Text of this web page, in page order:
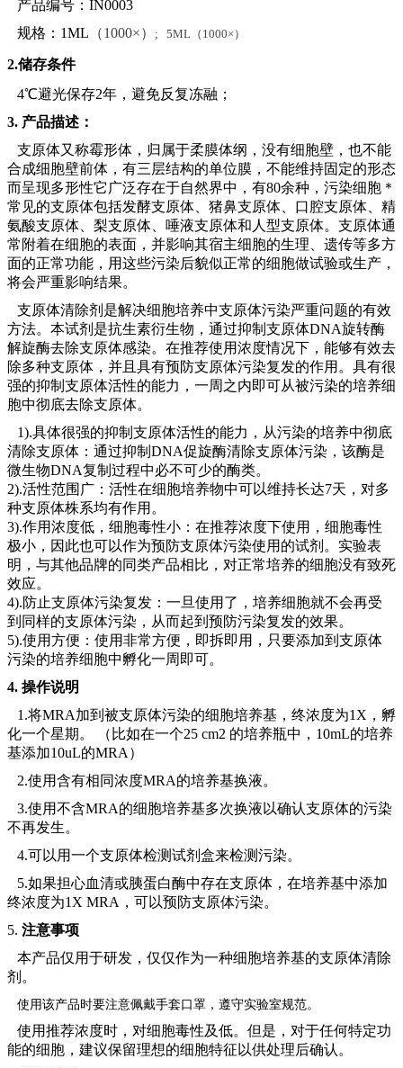
产品编号：IN0003
规格：1ML （1000×） ; 5ML（1000×）
2.储存条件
4℃避光保存2年，避免反复冻融；
3. 产品描述：
支原体又称霉形体，归属于柔膜体纲，没有细胞壁，也不能
合成细胞壁前体，有三层结构的单位膜，不能维持固定的形态
而呈现多形性它广泛存在于自然界中，有80余种，污染细胞＊
常见的支原体包括发酵支原体、猪鼻支原体、口腔支原体、精
氨酸支原体、梨支原体、唾液支原体和人型支原体。支原体通
常附着在细胞的表面，并影响其宿主细胞的生理、遗传等多方
面的正常功能，用这些污染后貌似正常的细胞做试验或生产，
将会严重影响结果。
支原体清除剂是解决细胞培养中支原体污染严重问题的有效
方法。本试剂是抗生素衍生物，通过抑制支原体DNA旋转酶
解旋酶去除支原体感染。在推荐使用浓度情况下，能够有效去
除多种支原体，并且具有预防支原体污染复发的作用。具有很
强的抑制支原体活性的能力，一周之内即可从被污染的培养细
胞中彻底去除支原体。
1).具体很强的抑制支原体活性的能力，从污染的培养中彻底
清除支原体：通过抑制DNA促旋酶清除支原体污染，该酶是
微生物DNA复制过程中必不可少的酶类。
2).活性范围广：活性在细胞培养物中可以维持长达7天，对多
种支原体株系均有作用。
3).作用浓度低，细胞毒性小：在推荐浓度下使用，细胞毒性
极小，因此也可以作为预防支原体污染使用的试剂。实验表
明，与其他品牌的同类产品相比，对正常培养的细胞没有致死
效应。
4).防止支原体污染复发：一旦使用了，培养细胞就不会再受
到同样的支原体污染，从而起到预防污染复发的效果。
5).使用方便：使用非常方便，即拆即用，只要添加到支原体
污染的培养细胞中孵化一周即可。
4. 操作说明
1.将MRA加到被支原体污染的细胞培养基，终浓度为1X，孵
化一个星期。 （比如在一个25 cm2 的培养瓶中，10mL的培养
基添加10uL的MRA）
2.使用含有相同浓度MRA的培养基换液。
3.使用不含MRA的细胞培养基多次换液以确认支原体的污染
不再发生。
4.可以用一个支原体检测试剂盒来检测污染。
5.如果担心血清或胰蛋白酶中存在支原体，在培养基中添加
终浓度为1X MRA，可以预防支原体污染。
5. 注意事项
本产品仅用于研发，仅仅作为一种细胞培养基的支原体清除
剂。
使用该产品时要注意佩戴手套口罩，遵守实验室规范。
使用推荐浓度时，对细胞毒性及低。但是，对于任何特定功
能的细胞，建议保留理想的细胞特征以供处理后确认。